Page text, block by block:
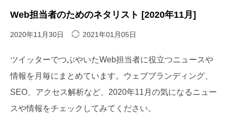
Web担当者のためのネタリスト [2020年11月]
2020年11月30日 2021年01月05日
ツイッターでつぶやいたWeb担当者に役立つニュースや
情報を月毎にまとめています。ウェブブランディング、
SEO、アクセス解析など、2020年11月の気になるニュー
スや情報をチェックしてみてください。